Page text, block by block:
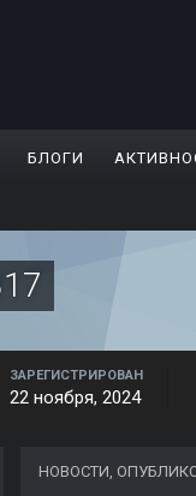
БЛОГИ
ЗАРЕГИСТРИРОВАН
22 ноября, 2024
НОВОСТИ,